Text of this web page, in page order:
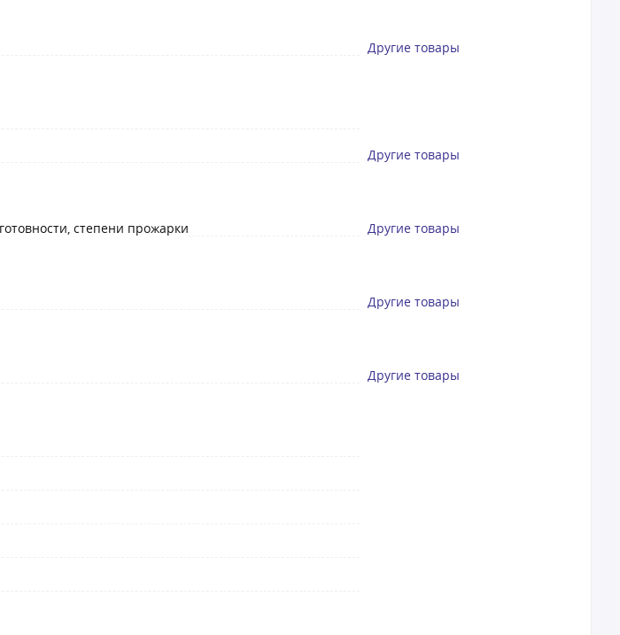
Другие товары
Другие товары
степени прожарки Другие товары
Другие товары
Другие товары